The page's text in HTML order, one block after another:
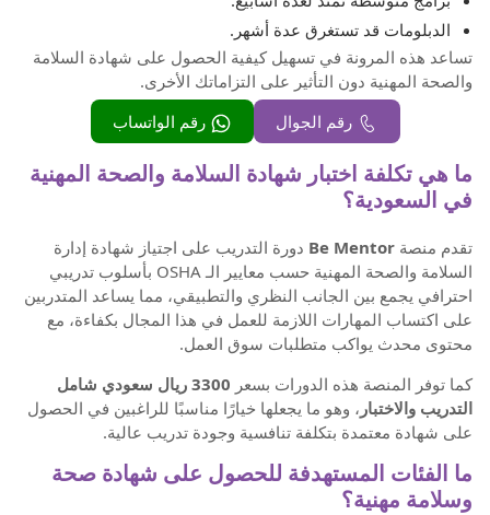
الدبلومات قد تستغرق عدة أشهر.
تساعد هذه المرونة في تسهيل كيفية الحصول على شهادة السلامة
والصحة المهنية دون التأثير على التزاماتك الأخرى.
رقم الجوال
رقم الواتساب
ما هي تكلفة اختبار شهادة السلامة والصحة المهنية
في السعودية؟
تقدم منصة Be Mentor دورة التدريب على اجتياز شهادة إدارة
السلامة والصحة المهنية حسب معايير الـ OSHA بأسلوب تدريبي
احترافي يجمع بين الجانب النظري والتطبيقي، مما يساعد المتدربين
على اكتساب المهارات اللازمة للعمل في هذا المجال بكفاءة، مع
محتوى محدث يواكب متطلبات سوق العمل.
كما توفر المنصة هذه الدورات بسعر
3300 ريال سعودي شامل
التدريب والاختبار ، وهو ما يجعلها خيارًا مناسبًا للراغبين في الحصول
على شهادة معتمدة بتكلفة تنافسية وجودة تدريب عالية.
ما الفئات المستهدفة للحصول على شهادة صحة
وسلامة مهنية؟